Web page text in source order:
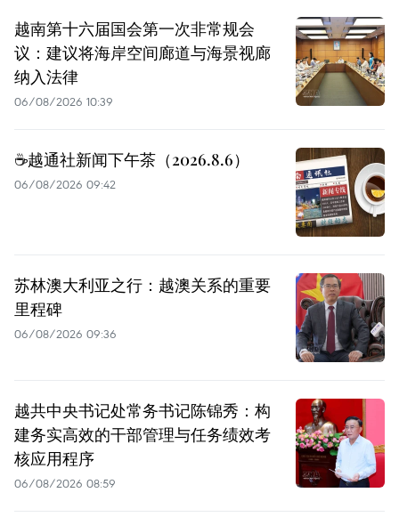
越南第十六届国会第一次非常规会
议：建议将海岸空间廊道与海景视廊
纳入法律
06/08/2026 10:39
☕️越通社新闻下午茶（2026.8.6）
06/08/2026 09:42
苏林澳大利亚之行：越澳关系的重要
里程碑
06/08/2026 09:36
越共中央书记处常务书记陈锦秀：构
建务实高效的干部管理与任务绩效考
核应用程序
06/08/2026 08:59